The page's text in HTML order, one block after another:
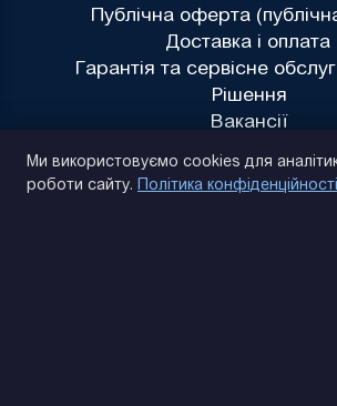
Публічна оферта
Доставка і оплата
Гарантія та сервісне
Рішення
Вакансії
Ми використовуємо cookies для
роботи сайту. Політика конфіденційності